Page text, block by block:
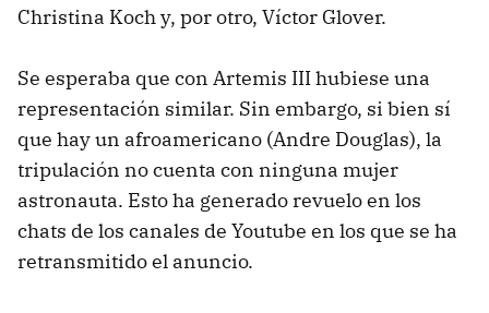
Christina Koch y, por otro, Víctor Glover.
Se esperaba que con Artemis III hubiese una
representación similar. Sin embargo, si bien sí
que hay un afroamericano (Andre Douglas), la
tripulación no cuenta con ninguna mujer
astronauta. Esto ha generado revuelo en los
chats de los canales de Youtube en los que se ha
retransmitido el anuncio.